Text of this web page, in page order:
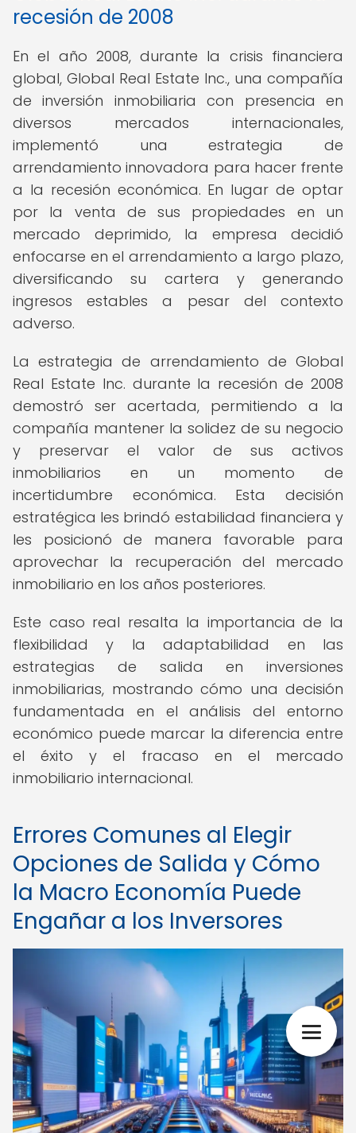
recesión de 2008
En el año 2008, durante la crisis financiera
global, Global Real Estate Inc., una compañía
de inversión inmobiliaria con presencia en
diversos mercados internacionales,
implementó una estrategia de
arrendamiento innovadora para hacer frente
a la recesión económica. En lugar de optar
por la venta de sus propiedades en un
mercado deprimido, la empresa decidió
enfocarse en el arrendamiento a largo plazo,
diversificando su cartera y generando
ingresos estables a pesar del contexto
adverso.
La estrategia de arrendamiento de Global
Real Estate Inc. durante la recesión de 2008
demostró ser acertada, permitiendo a la
compañía mantener la solidez de su negocio
y preservar el valor de sus activos
inmobiliarios en un momento de
incertidumbre económica. Esta decisión
estratégica les brindó estabilidad financiera y
les posicionó de manera favorable para
aprovechar la recuperación del mercado
inmobiliario en los años posteriores.
Este caso real resalta la importancia de la
flexibilidad y la adaptabilidad en las
estrategias de salida en inversiones
inmobiliarias, mostrando cómo una decisión
fundamentada en el análisis del entorno
económico puede marcar la diferencia entre
el éxito y el fracaso en el mercado
inmobiliario internacional.
Errores Comunes al Elegir
Opciones de Salida y Cómo
la Macro Economía Puede
Engañar a los Inversores